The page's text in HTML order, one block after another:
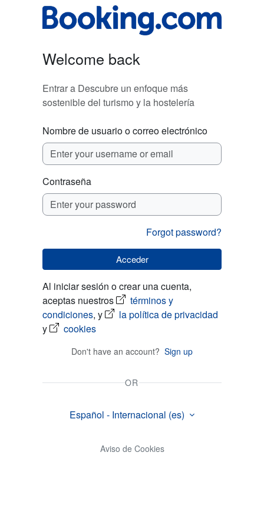
Salta al contenido principal
Welcome back
Entrar a Descubre un enfoque más
sostenible del turismo y la hostelería
Nombre de usuario o correo electrónico
Contraseña
Forgot password?
Acceder
Al iniciar sesión o crear una cuenta,
aceptas nuestros
términos y
condiciones, y
la política de privacidad
y
cookies
Don't have an account? Sign up
OR
Español - Internacional ‎(es)‎
Aviso de Cookies